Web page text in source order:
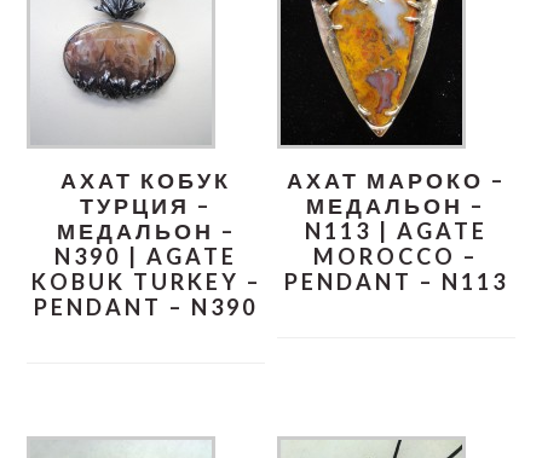
АХАТ КОБУК
ТУРЦИЯ –
МЕДАЛЬОН –
N390 | AGATE
KOBUK TURKEY –
PENDANT – N390
АХАТ МАРОКО –
МЕДАЛЬОН –
N113 | AGATE
MOROCCO –
PENDANT – N113